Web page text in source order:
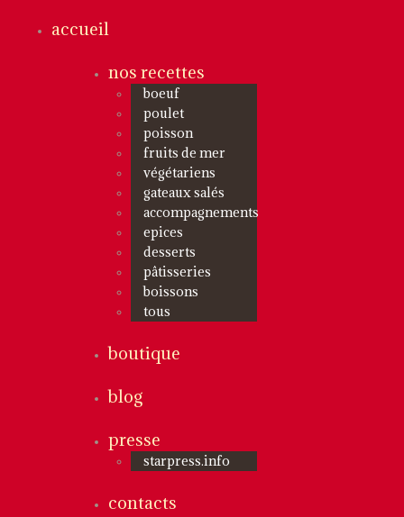
accueil
nos recettes
boeuf
poulet
poisson
fruits de mer
végétariens
gateaux salés
accompagnements
epices
desserts
pâtisseries
boissons
tous
boutique
blog
presse
starpress.info
contacts